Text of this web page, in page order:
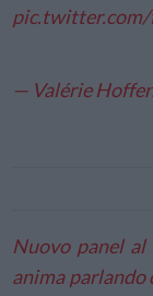
— Valérie
Nuovo panel al
anima